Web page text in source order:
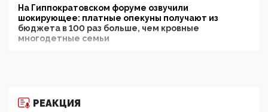
На Гиппократовском форуме озвучили
шокирующее: платные опекуны получают из
бюджета в 100 раз больше, чем кровные
многодетные семьи
11:53, 09 Июня 2026
РЕАКЦИЯ